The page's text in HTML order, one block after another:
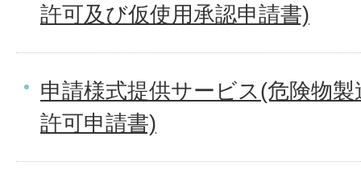
許可及び仮使用承認申請書)
申請様式提供サービス(危険物
許可申請書)